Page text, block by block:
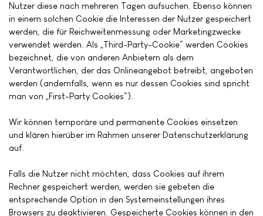
Nutzer diese nach mehreren Tagen aufsuchen. Ebenso können
in einem solchen Cookie die Interessen der Nutzer gespeichert
werden, die für Reichweitenmessung oder Marketingzwecke
verwendet werden. Als „Third-Party-Cookie“ werden Cookies
bezeichnet, die von anderen Anbietern als dem
Verantwortlichen, der das Onlineangebot betreibt, angeboten
werden (andernfalls, wenn es nur dessen Cookies sind spricht
man von „First-Party Cookies“).
Wir können temporäre und permanente Cookies einsetzen
und klären hierüber im Rahmen unserer Datenschutzerklärung
auf.
Falls die Nutzer nicht möchten, dass Cookies auf ihrem
Rechner gespeichert werden, werden sie gebeten die
entsprechende Option in den Systemeinstellungen ihres
Browsers zu deaktivieren. Gespeicherte Cookies können in den